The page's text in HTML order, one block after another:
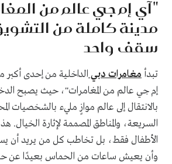
"آي إم جي عالم من
مدينة كاملة من
سقف واحد
تبدأ مغامرات دبي الداخلية من إحدى أكبر
إم جي عالم من المغامرات"، حيث يصبح
بالانتقال إلى عالم موازٍ مليء بالشخصيات
السريعة، والمناطق المصممة لإثارة الخيال.
الأطفال فقط، بل تخاطب كل من يريد أن
وأن يعيش ساعات من الحماس بعيدًا عن